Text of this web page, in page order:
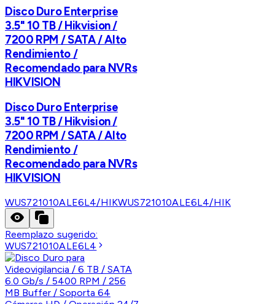
Disco Duro Enterprise
3.5" 10 TB / Hikvision /
7200 RPM / SATA / Alto
Rendimiento /
Recomendado para NVRs
HIKVISION
Disco Duro Enterprise
3.5" 10 TB / Hikvision /
7200 RPM / SATA / Alto
Rendimiento /
Recomendado para NVRs
HIKVISION
WUS721010ALE6L4/HIKWUS721010ALE6L4/HIK
Reemplazo sugerido:
WUS721010ALE6L4